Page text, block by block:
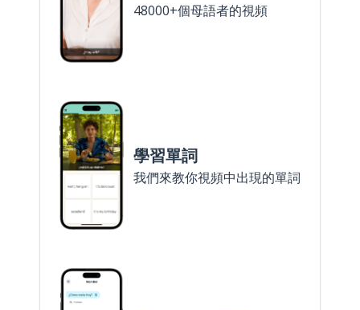
48000+個母語者的視頻
學習單詞
我們來教你視頻中出現的單詞